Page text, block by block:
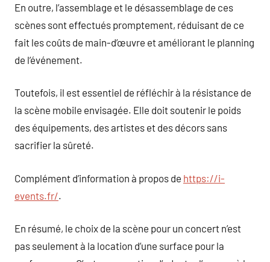
En outre, l’assemblage et le désassemblage de ces
scènes sont effectués promptement, réduisant de ce
fait les coûts de main-d’œuvre et améliorant le planning
de l’événement.
Toutefois, il est essentiel de réfléchir à la résistance de
la scène mobile envisagée. Elle doit soutenir le poids
des équipements, des artistes et des décors sans
sacrifier la sûreté.
Complément d’information à propos de https://i-
events.fr/.
En résumé, le choix de la scène pour un concert n’est
pas seulement à la location d’une surface pour la